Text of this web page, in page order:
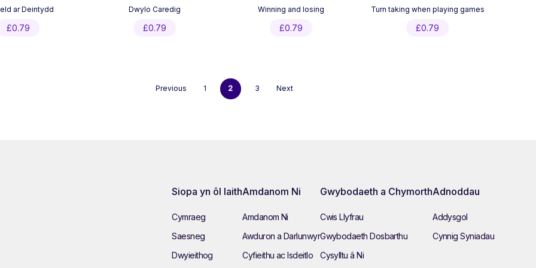
ar Deintydd
£0.79
Dwylo Caredig
£0.79
Winning and losing
£0.79
Turn taking when playing games
£0.79
Previous 1 2 3 Next
Siopa yn ôl Iaith
Cymraeg
Saesneg
Dwyieithog
Amdanom Ni
Amdanom Ni
Awduron a Darlunwyr
Cyfieithu ac Isdeitlo
Gwybodaeth a Chymorth
Cwis Llyfrau
Gwybodaeth Dosbarthu
Cysylltu â Ni
Adnoddau
Addysgol
Cynnig Syniadau